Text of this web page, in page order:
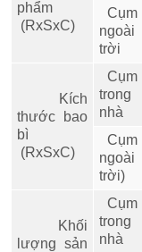
phẩm
(RxSxC)
Cụm
ngoài
trời
Kích
thước bao
bì
(RxSxC)
Cụm
trong
nhà
Cụm
ngoài
trời)
Khối
lượng sản
Cụm
trong
nhà